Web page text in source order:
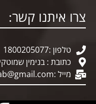
איתנו קשר:
טלפון :1800205077
כתובת : בנימין שמוטקין 6, ראשון לציון
מייל :